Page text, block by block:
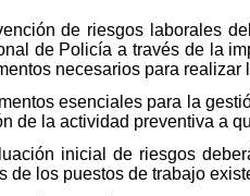
de riesgos laborales
de Policía a través de la
necesarios para
esenciales para la
de la actividad preventiva a
inicial de riesgos
de los puestos de trabajo